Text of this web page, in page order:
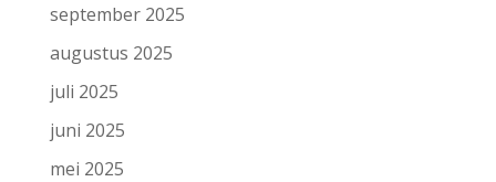
september 2025
augustus 2025
juli 2025
juni 2025
mei 2025